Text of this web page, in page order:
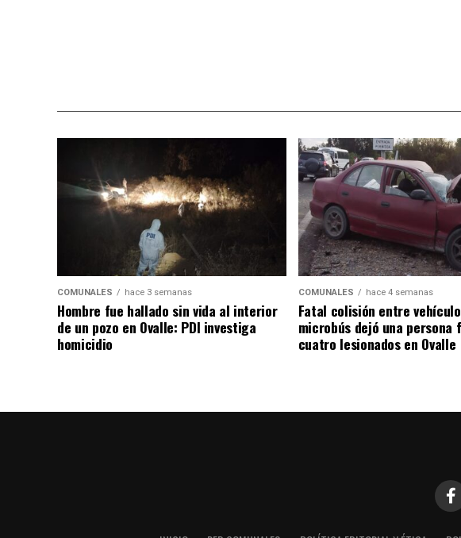
COMUNALES hace 3 semanas
Hombre fue hallado sin vida al interior
de un pozo en Ovalle: PDI investiga
homicidio
COMUNALES hace 4 semanas
Fatal colisión entre
microbús dejó una persona
cuatro lesionados en Ovalle